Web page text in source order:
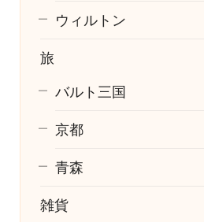
ウィルトン
旅
バルト三国
京都
青森
雑貨